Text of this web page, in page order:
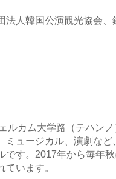
法人韓国公演観光協会、
ルカム大学路（テハン
ミュージカル、演劇な
です。2017年から毎年
います。